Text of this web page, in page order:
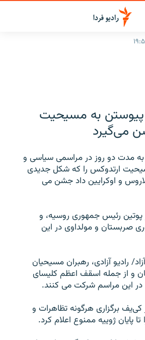
پیوستن به مسیحیت
می‌گیرد
به مدت دو روز در مراسمی سیاسی و
ارتدوکس را که شکل جدیدی
و اوکرایین داد جشن می
پوتین رئیس جمهوری روسیه، و
صربستان و مولداوی در این
رادیو آزادی، رهبران مسیحیان
و از جمله اسقف اعظم کلیسای
این مراسم شرکت می کنند.
برگزاری هرگونه تظاهرات و
پایان ژوییه ممنوع اعلام کرد.